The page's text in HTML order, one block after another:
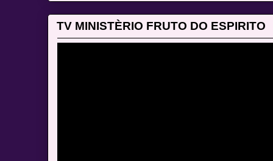
TV MINISTÈRIO FRUTO DO ESPIRITO